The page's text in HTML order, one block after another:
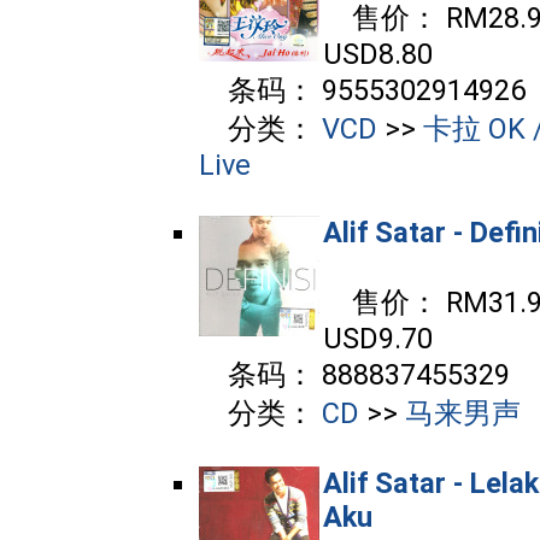
售价：
USD8.80
条码： 9555302914926
分类： VCD >> 卡拉 OK
Live
Alif Satar -
售价：
USD9.70
条码： 888837455329
分类： CD >> 马来男声
Alif Satar -
Aku